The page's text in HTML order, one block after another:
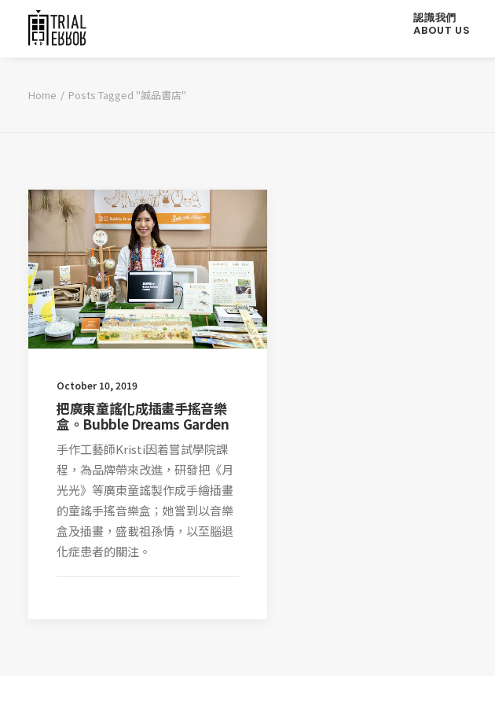
認識我們
ABOUT US
Home Posts Tagged "誠品書店"
October 10, 2019
把廣東童謠化成插畫手搖音樂
盒。Bubble Dreams Garden
手作工藝師Kristi因着嘗試學院課
程，為品牌帶來改進，研發把《月
光光》等廣東童謠製作成手繪插畫
的童謠手搖音樂盒；她嘗到以音樂
盒及插畫，盛載祖孫情，以至腦退
化症患者的關注。